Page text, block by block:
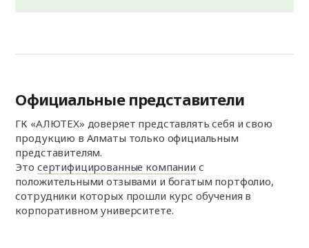
Официальные представители
ГК «АЛЮТЕХ» доверяет представлять себя и свою
продукцию в Алматы только официальным
представителям.
Это сертифицированные компании с
положительными отзывами и богатым портфолио,
сотрудники которых прошли курс обучения в
корпоративном университете.